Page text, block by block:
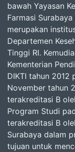
bawah Yayasan
Farmasi
merupakan
Departemen
Tinggi RI.
Kementerian
DIKTI tahun 2012
November tahun
terakreditasi B
Program Studi
terakreditasi B
Surabaya dalam
tujuan untuk